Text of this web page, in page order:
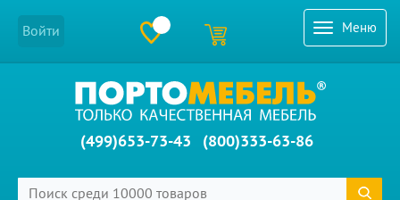
Меню
Войти
(499)653-73-43 (800)333-63-86